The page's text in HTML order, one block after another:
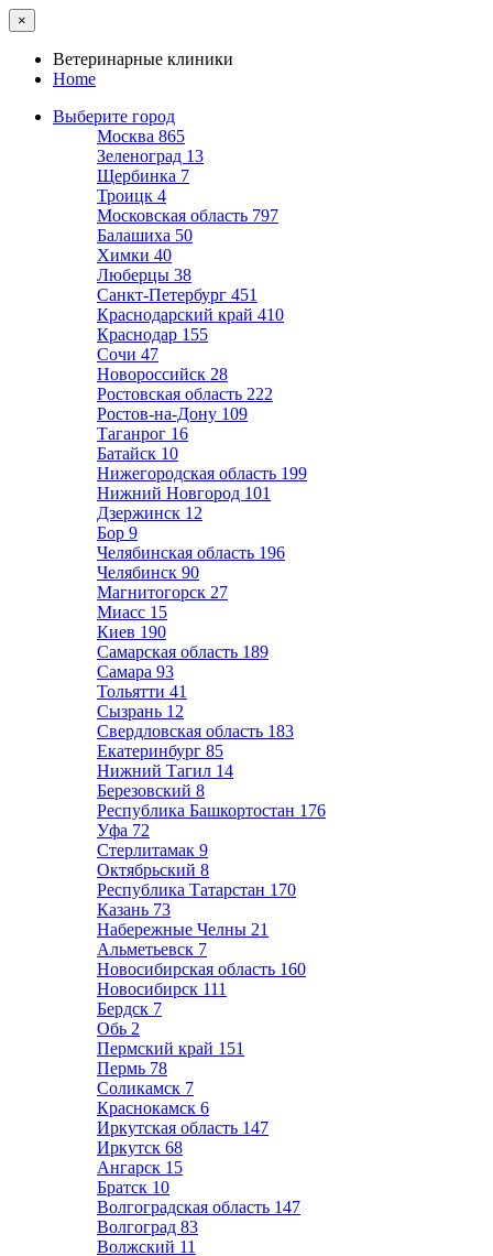
×
Ветеринарные клиники
Home
Выберите город
Москва 865
Зеленоград 13
Щербинка 7
Троицк 4
Московская область 797
Балашиха 50
Химки 40
Люберцы 38
Санкт-Петербург 451
Краснодарский край 410
Краснодар 155
Сочи 47
Новороссийск 28
Ростовская область 222
Ростов-на-Дону 109
Таганрог 16
Батайск 10
Нижегородская область 199
Нижний Новгород 101
Дзержинск 12
Бор 9
Челябинская область 196
Челябинск 90
Магнитогорск 27
Миасс 15
Киев 190
Самарская область 189
Самара 93
Тольятти 41
Сызрань 12
Свердловская область 183
Екатеринбург 85
Нижний Тагил 14
Березовский 8
Республика Башкортостан 176
Уфа 72
Стерлитамак 9
Октябрьский 8
Республика Татарстан 170
Казань 73
Набережные Челны 21
Альметьевск 7
Новосибирская область 160
Новосибирск 111
Бердск 7
Обь 2
Пермский край 151
Пермь 78
Соликамск 7
Краснокамск 6
Иркутская область 147
Иркутск 68
Ангарск 15
Братск 10
Волгоградская область 147
Волгоград 83
Волжский 11